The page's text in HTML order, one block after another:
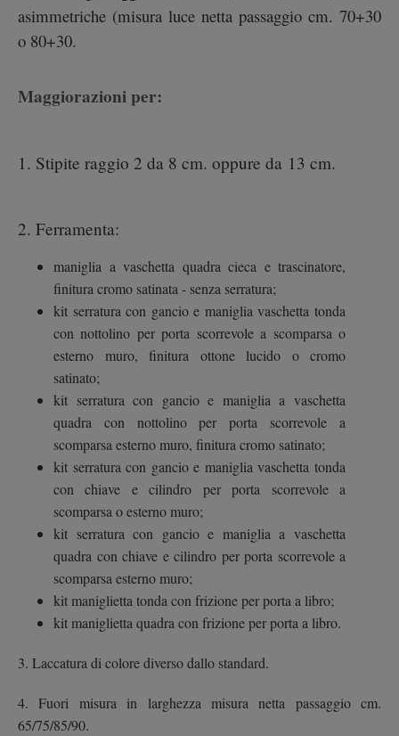
asimmetriche (misura luce netta passaggio cm. 70+30
o 80+30.
Maggiorazioni per:
1. Stipite raggio 2 da 8 cm. oppure da 13 cm.
2. Ferramenta:
maniglia a vaschetta quadra cieca e trascinatore,
finitura cromo satinata - senza serratura;
kit serratura con gancio e maniglia vaschetta tonda
con nottolino per porta scorrevole a scomparsa o
esterno muro, finitura ottone lucido o cromo
satinato;
kit serratura con gancio e maniglia a vaschetta
quadra con nottolino per porta scorrevole a
scomparsa esterno muro, finitura cromo satinato;
kit serratura con gancio e maniglia vaschetta tonda
con chiave e cilindro per porta scorrevole a
scomparsa o esterno muro;
kit serratura con gancio e maniglia a vaschetta
quadra con chiave e cilindro per porta scorrevole a
scomparsa esterno muro;
kit maniglietta tonda con frizione per porta a libro;
kit maniglietta quadra con frizione per porta a libro.
3. Laccatura di colore diverso dallo standard.
4. Fuori misura in larghezza misura netta passaggio cm.
65/75/85/90.